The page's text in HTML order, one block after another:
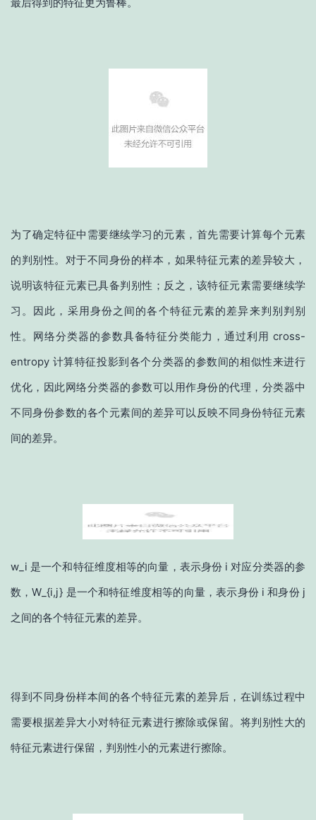
为了确定特征中需要继续学习的元素，首先需要计算每个元素
的判别性。对于不同身份的样本，如果特征元素的差异较大，
说明该特征元素已具备判别性；反之，该特征元素需要继续学
习。因此，采用身份之间的各个特征元素的差异来判别判别
性。网络分类器的参数具备特征分类能力，通过利用 cross-
entropy 计算特征投影到各个分类器的参数间的相似性来进行
优化，因此网络分类器的参数可以用作身份的代理，分类器中
不同身份参数的各个元素间的差异可以反映不同身份特征元素
间的差异。
w_i 是一个和特征维度相等的向量，表示身份 i 对应分类器的参
数，W_{i,j} 是一个和特征维度相等的向量，表示身份 i 和身份 j
之间的各个特征元素的差异。
得到不同身份样本间的各个特征元素的差异后，在训练过程中
需要根据差异大小对特征元素进行擦除或保留。将判别性大的
特征元素进行保留，判别性小的元素进行擦除。